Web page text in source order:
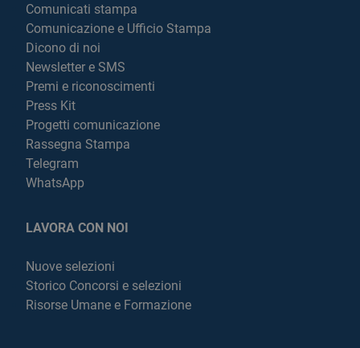
Comunicati stampa
Comunicazione e Ufficio Stampa
Dicono di noi
Newsletter e SMS
Premi e riconoscimenti
Press Kit
Progetti comunicazione
Rassegna Stampa
Telegram
WhatsApp
LAVORA CON NOI
Nuove selezioni
Storico Concorsi e selezioni
Risorse Umane e Formazione